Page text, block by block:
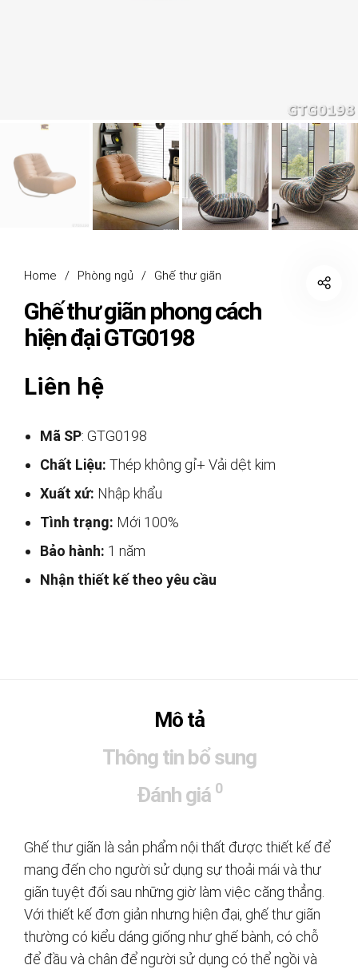
Home / Phòng ngủ / Ghế thư giãn
Ghế thư giãn phong cách
hiện đại GTG0198
Liên hệ
Mã SP: GTG0198
Chất Liệu: Thép không gỉ+ Vải dệt kim
Xuất xứ: Nhập khẩu
Tình trạng: Mới 100%
Bảo hành: 1 năm
Nhận thiết kế theo yêu cầu
Mô tả
Thông tin bổ sung
Đánh giá 0
Ghế thư giãn là sản phẩm nội thất được thiết kế để
mang đến cho người sử dụng sự thoải mái và thư
giãn tuyệt đối sau những giờ làm việc căng thẳng.
Với thiết kế đơn giản nhưng hiện đại, ghế thư giãn
thường có kiểu dáng giống như ghế bành, có chỗ
để đầu và chân để người sử dụng có thể ngồi và